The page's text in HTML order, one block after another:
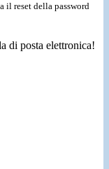
il reset della password
di posta elettronica!